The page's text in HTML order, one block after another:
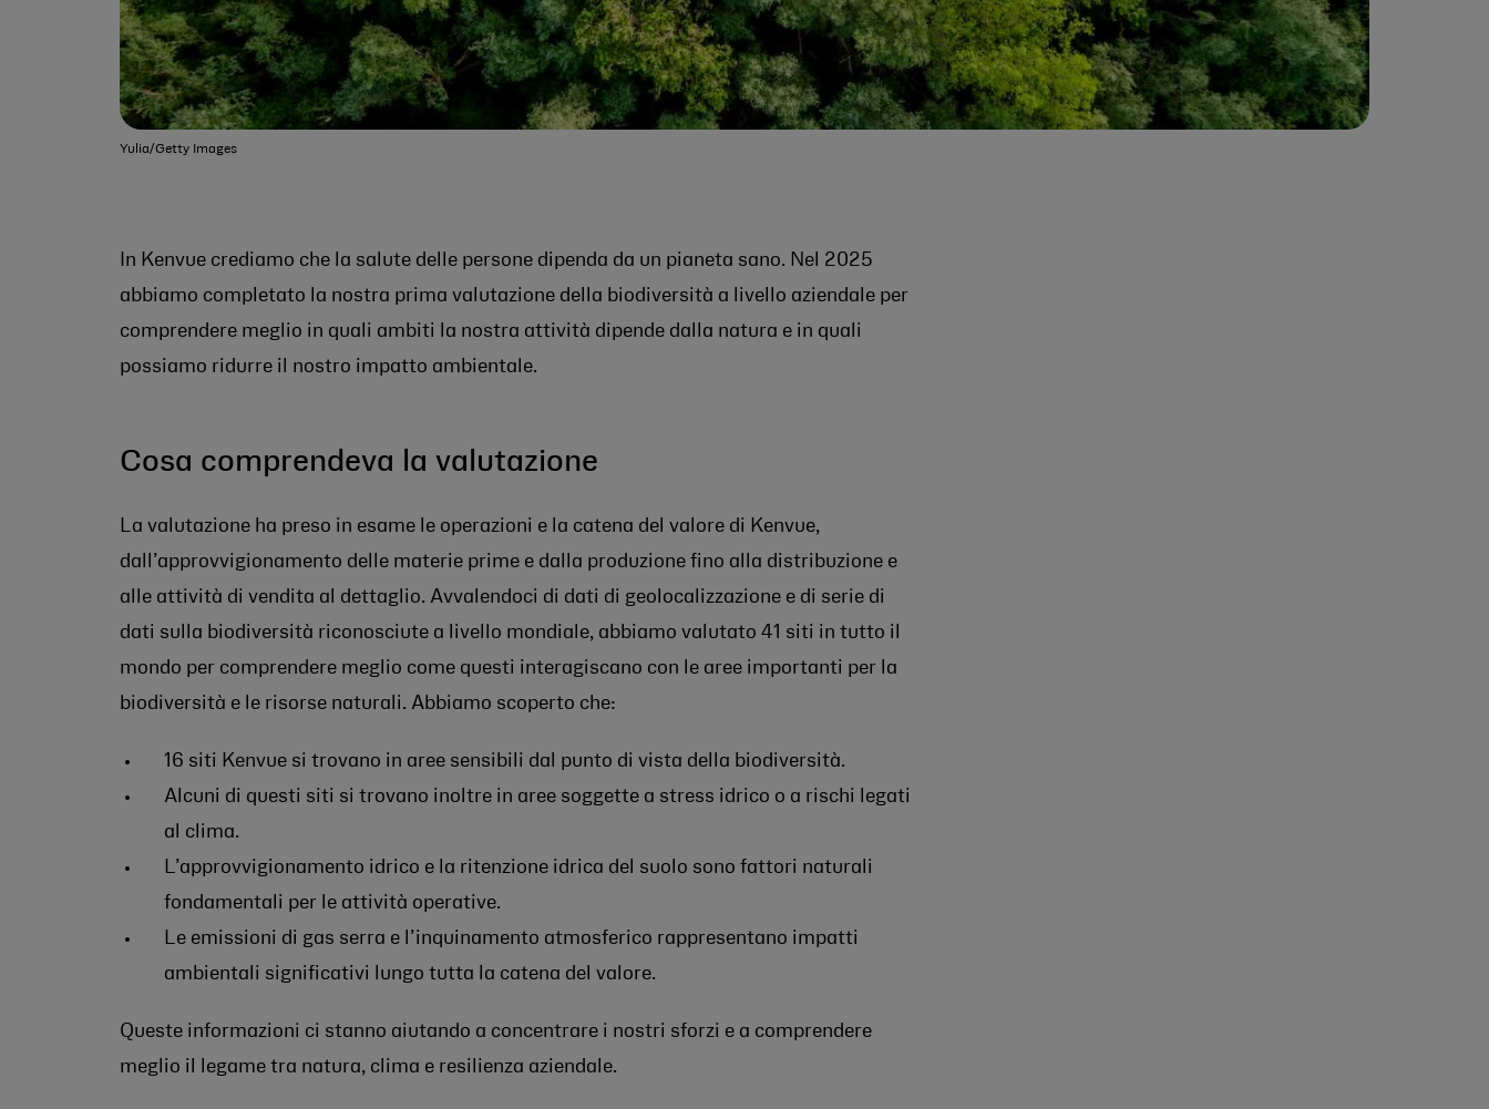
Yulia/Getty Images
In Kenvue crediamo che la salute delle persone dipenda da un pianeta sano. Nel 2025
abbiamo completato la nostra prima valutazione della biodiversità a livello aziendale per
comprendere meglio in quali ambiti la nostra attività dipende dalla natura e in quali
possiamo ridurre il nostro impatto ambientale.
Cosa comprendeva la valutazione
La valutazione ha preso in esame le operazioni e la catena del valore di Kenvue,
dall’approvvigionamento delle materie prime e dalla produzione fino alla distribuzione e
alle attività di vendita al dettaglio. Avvalendoci di dati di geolocalizzazione e di serie di
dati sulla biodiversità riconosciute a livello mondiale, abbiamo valutato 41 siti in tutto il
mondo per comprendere meglio come questi interagiscano con le aree importanti per la
biodiversità e le risorse naturali. Abbiamo scoperto che:
16 siti Kenvue si trovano in aree sensibili dal punto di vista della biodiversità.
Alcuni di questi siti si trovano inoltre in aree soggette a stress idrico o a rischi legati
al clima.
L’approvvigionamento idrico e la ritenzione idrica del suolo sono fattori naturali
fondamentali per le attività operative.
Le emissioni di gas serra e l’inquinamento atmosferico rappresentano impatti
ambientali significativi lungo tutta la catena del valore.
Queste informazioni ci stanno aiutando a concentrare i nostri sforzi e a comprendere
meglio il legame tra natura, clima e resilienza aziendale.